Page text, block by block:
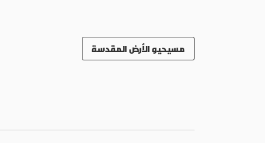
مسيحيو الأرض المقدسة